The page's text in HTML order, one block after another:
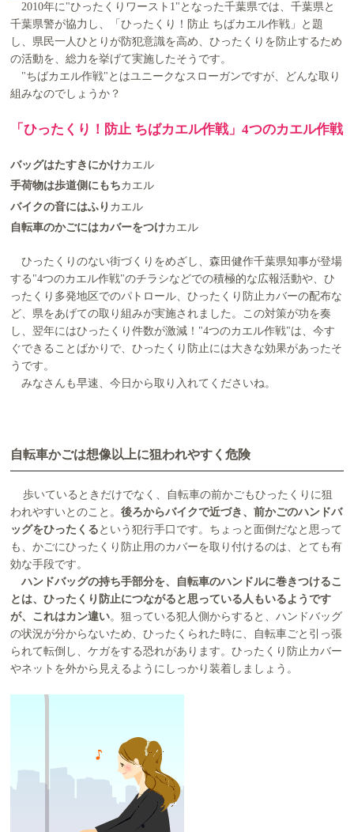
2010年に"ひったくりワースト1"となった千葉県では、千葉県と
千葉県警が協力し、「ひったくり！防止 ちばカエル作戦」と題
し、県民一人ひとりが防犯意識を高め、ひったくりを防止するため
の活動を、総力を挙げて実施したそうです。
"ちばカエル作戦"とはユニークなスローガンですが、どんな取り
組みなのでしょうか？
「ひったくり！防止 ちばカエル作戦」4つのカエル作戦
バッグはたすきにかけカエル
手荷物は歩道側にもちカエル
バイクの音にはふり カエル
自転車のかごにはカバーをつけカエル
ひったくりのない街づくりをめざし、森田健作千葉県知事が登場
する"4つのカエル作戦"のチラシなどでの積極的な広報活動や、ひ
ったくり多発地区でのパトロール、ひったくり防止カバーの配布な
ど、県をあげての取り組みが実施されました。この対策が功を奏
し、翌年にはひったくり件数が激減！"4つのカエル作戦"は、今す
ぐできることばかりで、ひったくり防止には大きな効果があったそ
うです。
みなさんも早速、今日から取り入れてくださいね。
自転車かごは想像以上に狙われやすく危険
歩いているときだけでなく、自転車の前かごもひったくりに狙
われやすいとのこと。後ろからバイクで近づき、前かごのハンドバ
ッグをひったくる という犯行手口です。ちょっと面倒だなと思って
も、かごにひったくり防止用のカバーを取り付けるのは、とても有
効な手段です。
ハンドバッグの持ち手部分を、自転車のハンドルに巻きつけるこ
とは、ひったくり防止につながると思っている人もいるようです
が、これはカン違い。狙っている犯人側からすると、ハンドバッグ
の状況が分からないため、ひったくられた時に、自転車ごと引っ張
られて転倒し、ケガをする恐れがあります。ひったくり防止カバー
やネットを外から見えるようにしっかり装着しましょう。